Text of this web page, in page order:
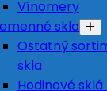
Vínomery
sklo
Ostatný
skla
Hodinové sklá